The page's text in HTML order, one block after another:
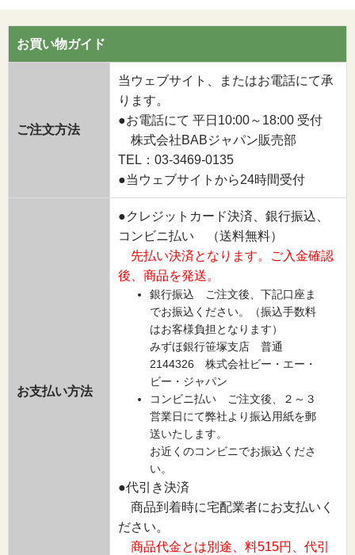
お買い物ガイド
ご注文方法
当ウェブサイト、またはお電話にて承
ります。
●お電話にて 平日10:00～18:00 受付
株式会社BABジャパン販売部
TEL：03-3469-0135
●当ウェブサイトから24時間受付
お支払い方法
●クレジットカード決済、銀行振込、
コンビニ払い （送料無料）
先払い決済となります。ご入金確認
後、商品を発送。
銀行振込 ご注文後、下記口座ま
でお振込ください。（振込手数料
はお客様負担となります）
みずほ銀行笹塚支店 普通
2144326 株式会社ビー・エー・
ビー・ジャパン
コンビニ払い ご注文後、２～３
営業日にて弊社より振込用紙を郵
送いたします。
お近くのコンビニでお振込くださ
い。
●代引き決済
商品到着時に宅配業者にお支払いく
ださい。
商品代金とは別途、料515円、代引